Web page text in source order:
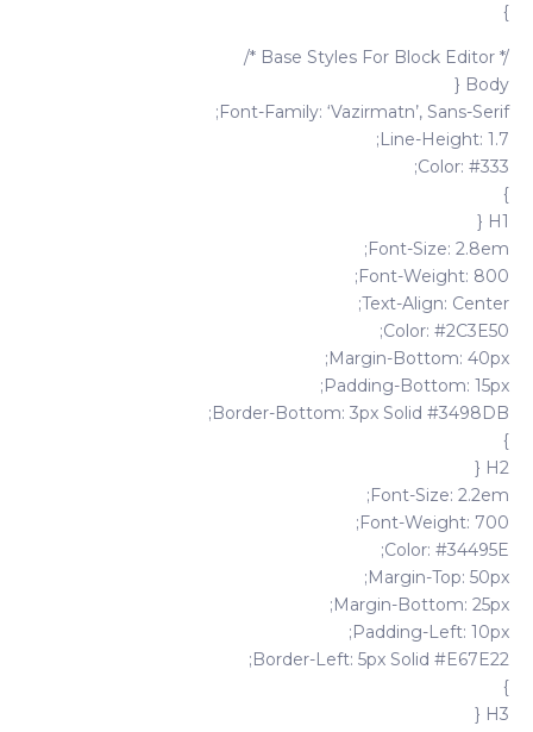
}
/* Base Styles For Block Editor */
Body {
Font-Family: ‘Vazirmatn’, Sans-Serif;
Line-Height: 1.7;
Color: #333;
}
H1 {
Font-Size: 2.8em;
Font-Weight: 800;
Text-Align: Center;
Color: #2C3E50;
Margin-Bottom: 40px;
Padding-Bottom: 15px;
Border-Bottom: 3px Solid #3498DB;
}
H2 {
Font-Size: 2.2em;
Font-Weight: 700;
Color: #34495E;
Margin-Top: 50px;
Margin-Bottom: 25px;
Padding-Left: 10px;
Border-Left: 5px Solid #E67E22;
}
H3 {